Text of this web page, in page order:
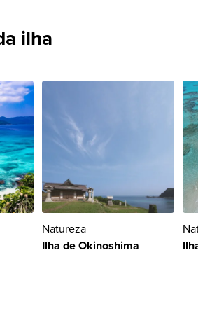
ilha
Natureza
Ilha de Okinoshima